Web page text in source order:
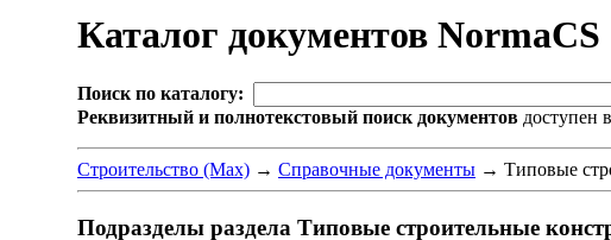
Каталог документов NormaCS
Поиск по каталогу:
Реквизитный и полнотекстовый поиск документов доступен в
Строительство (Max) → Справочные документы → Типовые
Подразделы раздела Типовые строительные